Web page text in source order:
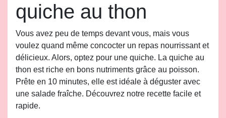
quiche au thon
Vous avez peu de temps devant vous, mais vous
voulez quand même concocter un repas nourrissant et
délicieux. Alors, optez pour une quiche. La quiche au
thon est riche en bons nutriments grâce au poisson.
Prête en 10 minutes, elle est idéale à déguster avec
une salade fraîche. Découvrez notre recette facile et
rapide.